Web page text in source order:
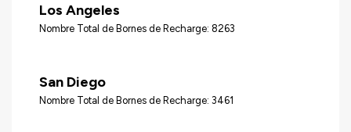
Los Angeles
Nombre Total de Bornes de Recharge: 8263
San Diego
Nombre Total de Bornes de Recharge: 3461